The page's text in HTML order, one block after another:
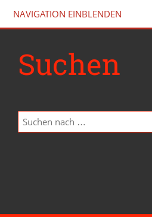
NAVIGATION EINBLENDEN
Suchen